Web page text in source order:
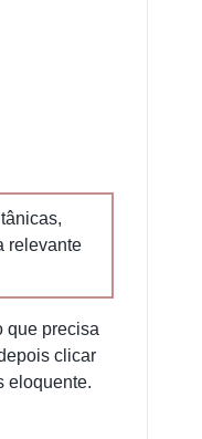
relevante
que precisa
clicar
eloquente.